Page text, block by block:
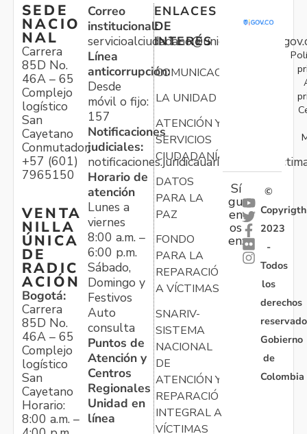
SEDE
NACIO
NAL
Carrera
85D No.
46A – 65
Complejo
logístico
San
Cayetano
Conmutador:
+57 (601)
7965150
VENTA
NILLA
ÚNICA
DE
RADIC
ACIÓN
Bogotá:
Carrera
85D No.
46A – 65
Complejo
logístico
San
Cayetano
Horario:
8:00 a.m. –
Correo
institucional:
Línea
anticorrupción:
Desde
móvil o fijo:
157
Notificaciones
judiciales:
Horario de
atención
Lunes a
viernes
8:00 a.m. –
6:00 p.m.
Sábado,
Domingo y
Festivos
Auto
consulta
Puntos de
Atención y
Centros
Regionales
Unidad en
línea
ENLACES
DE
INTERÉS
COMUNICACIONES
LA UNIDAD
ATENCIÓN Y
SERVICIOS
CIUDADANÍA
DATOS
PARA LA
PAZ
FONDO
PARA LA
REPARACIÓN
A VÍCTIMAS
SNARIV-
SISTEMA
NACIONAL
DE
ATENCIÓN Y
REPARACIÓN
INTEGRAL A
VÍCTIMAS
Sí
gu
en
os
en:
©
Copyrigth
2023
-
Todos
los
derechos
Gobierno
de
Colombia